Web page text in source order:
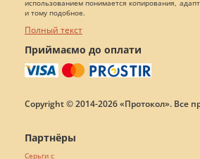
использованием понимается копирования,
и тому подобное.
Полный текст
Приймаємо до оплати
Copyright © 2014-2026 «Протокол». Все
Партнёры
Серьги с